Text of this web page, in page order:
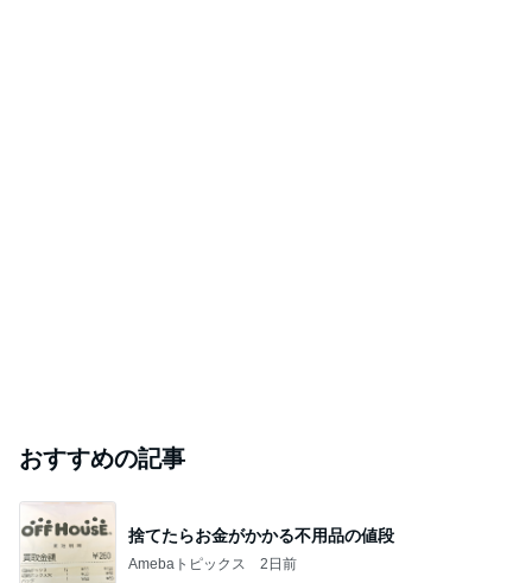
おすすめの記事
捨てたらお金がかかる不用品の値段
Amebaトピックス 2日前